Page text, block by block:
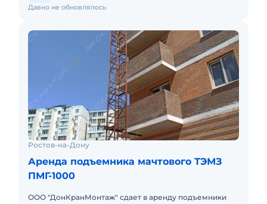
Давно не обновлялось
Ростов-на-Дону
Аренда подъемника мачтового ТЭМЗ
ПМГ-1000
ООО "ДонКранМонтаж" сдает в аренду подъемники